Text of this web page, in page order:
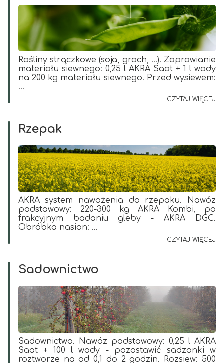
Rośliny strączkowe (soja, groch, ...). Zaprawianie
materiału siewnego: 0,25 l AKRA Saat + 1 l wody
na 200 kg materiału siewnego. Przed wysiewem:
...
CZYTAJ WIĘCEJ
Rzepak
AKRA system nawożenia do rzepaku. Nawóz
podstawowy: 220-300 kg AKRA Kombi, po
frakcyjnym badaniu gleby - AKRA DGC.
Obróbka nasion: ...
CZYTAJ WIĘCEJ
Sadownictwo
Sadownictwo. Nawóz podstawowy: 0,25 l AKRA
Saat + 100 l wody - pozostawić sadzonki w
roztworze na od 0,1 do 2 godzin. Rozsiew: 500